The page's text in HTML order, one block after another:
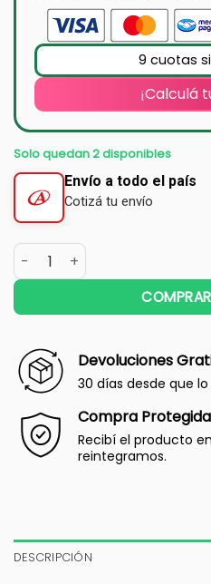
9 cuotas
¡Calculá
Solo quedan 2 disponibles
Envío a todo el país
Cotizá tu envío
Devoluciones
30 días desde que
Compra Protegida
Recibí el producto
reintegramos.
DESCRIPCIÓN